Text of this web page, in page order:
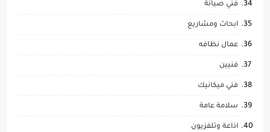
فني صيانة
ابحاث ومشاريع
عمال نظافه
فنيين
فني ميكانيك
سلامة عامة
اذاعة وتلفزيون